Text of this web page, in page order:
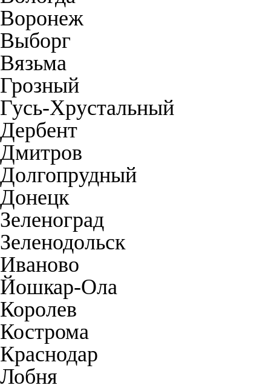
Воронеж
Выборг
Вязьма
Грозный
Гусь-Хрустальный
Дербент
Дмитров
Долгопрудный
Донецк
Зеленоград
Зеленодольск
Иваново
Йошкар-Ола
Королев
Кострома
Краснодар
Лобня